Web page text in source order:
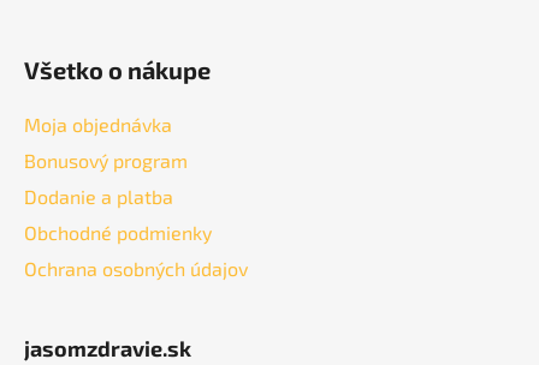
Všetko o nákupe
Moja objednávka
Bonusový program
Dodanie a platba
Obchodné podmienky
Ochrana osobných údajov
jasomzdravie.sk